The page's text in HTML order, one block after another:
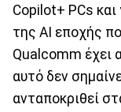
Copilot+ PCs και
της ΑΙ εποχής
Qualcomm έχει
αυτό δεν
ανταποκριθεί